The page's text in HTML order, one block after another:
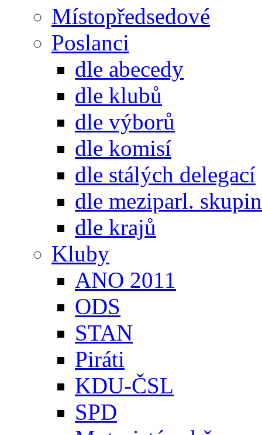
Místopředsedové
Poslanci
dle abecedy
dle klubů
dle výborů
dle komisí
dle stálých delegací
dle meziparl. skupin
dle krajů
Kluby
ANO 2011
ODS
STAN
Piráti
KDU-ČSL
SPD